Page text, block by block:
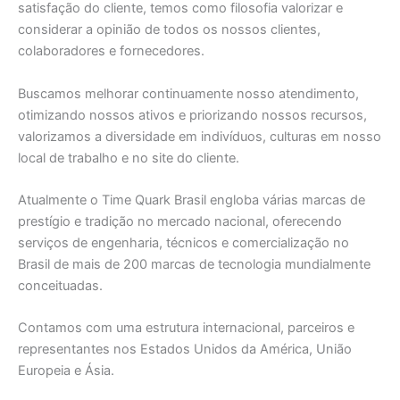
satisfação do cliente, temos como filosofia valorizar e
considerar a opinião de todos os nossos clientes,
colaboradores e fornecedores.
Buscamos melhorar continuamente nosso atendimento,
otimizando nossos ativos e priorizando nossos recursos,
valorizamos a diversidade em indivíduos, culturas em nosso
local de trabalho e no site do cliente.
Atualmente o Time Quark Brasil engloba várias marcas de
prestígio e tradição no mercado nacional, oferecendo
serviços de engenharia, técnicos e comercialização no
Brasil de mais de 200 marcas de tecnologia mundialmente
conceituadas.
Contamos com uma estrutura internacional, parceiros e
representantes nos Estados Unidos da América, União
Europeia e Ásia.